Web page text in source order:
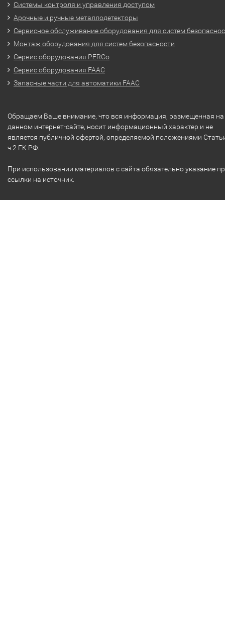
Системы контроля и управления доступом
Арочные и ручные металлодетекторы
Сервисное обслуживание оборудования для систем
Монтаж оборудования для систем безопасности
Сервис оборудования PERCo
Сервис оборудования FAAC
Запасные части для автоматики FAAC
Обращаем Ваше внимание, что вся информация, размещенная на
данном интернет-сайте, носит информационный характер и не
является публичной офертой, определяемой положениями
ч.2 ГК РФ.
При использовании материалов с сайта обязательно указание
ссылки на источник.